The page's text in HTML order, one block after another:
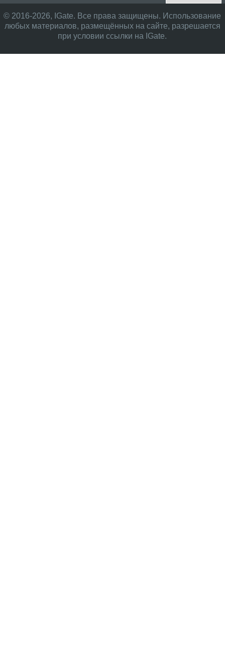
© 2016-2026, IGate. Все права защищены. Использование
любых материалов, размещённых на сайте, разрешается
при условии ссылки на IGate.